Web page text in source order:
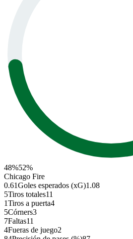
48%52%
Chicago Fire
0.61Goles esperados (xG)1.08
5Tiros totales11
1Tiros a puerta4
5Córners3
7Faltas11
4Fueras de juego2